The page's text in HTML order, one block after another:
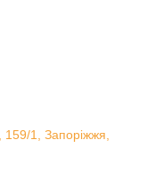
1, Запоріжжя,